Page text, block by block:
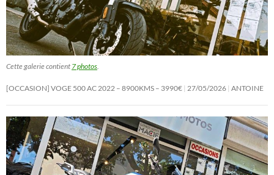
Cette galerie contient 7 photos
[OCCASION] VOGE 500 AC 2022 – 8900KMS – 3990€ 27/05/2026 ANTOINE